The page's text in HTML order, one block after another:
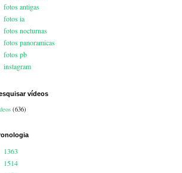
fotos antigas
fotos ia
fotos nocturnas
fotos panoramicas
fotos pb
instagram
vídeos
(636)
1363
1514